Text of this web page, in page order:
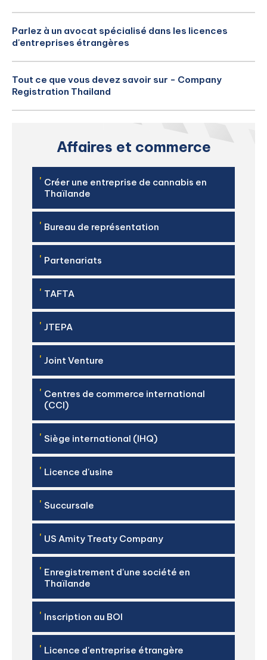
Parlez à un avocat spécialisé dans les licences
d'entreprises étrangères
Tout ce que vous devez savoir sur - Company
Registration Thailand
Affaires et commerce
' Créer une entreprise de cannabis en
Thaïlande
' Bureau de représentation
' Partenariats
' TAFTA
' JTEPA
' Joint Venture
' Centres de commerce international
(CCI)
' Siège international (IHQ)
' Licence d'usine
' Succursale
' US Amity Treaty Company
' Enregistrement d'une société en
Thaïlande
' Inscription au BOI
' Licence d'entreprise étrangère